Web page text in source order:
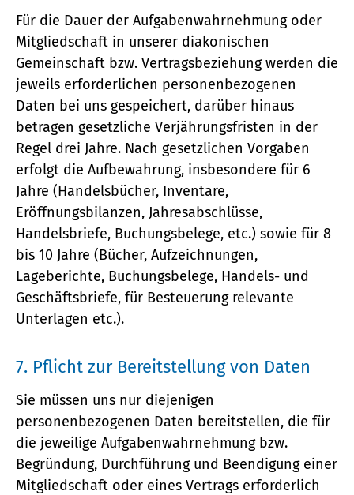
Für die Dauer der Aufgabenwahrnehmung oder
Mitgliedschaft in unserer diakonischen
Gemeinschaft bzw. Vertragsbeziehung werden die
jeweils erforderlichen personenbezogenen
Daten bei uns gespeichert, darüber hinaus
betragen gesetzliche Verjährungsfristen in der
Regel drei Jahre. Nach gesetzlichen Vorgaben
erfolgt die Aufbewahrung, insbesondere für 6
Jahre (Handelsbücher, Inventare,
Eröffnungsbilanzen, Jahresabschlüsse,
Handelsbriefe, Buchungsbelege, etc.) sowie für 8
bis 10 Jahre (Bücher, Aufzeichnungen,
Lageberichte, Buchungsbelege, Handels- und
Geschäftsbriefe, für Besteuerung relevante
Unterlagen etc.).
7. Pflicht zur Bereitstellung von Daten
Sie müssen uns nur diejenigen
personenbezogenen Daten bereitstellen, die für
die jeweilige Aufgabenwahrnehmung bzw.
Begründung, Durchführung und Beendigung einer
Mitgliedschaft oder eines Vertrags erforderlich